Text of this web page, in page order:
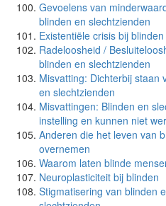
Gevoelens van
blinden en slechtzienden
Existentiële crisis bij
Radeloosheid /
blinden en slechtzienden
Misvatting: Dichterbij staan
en slechtzienden
Misvattingen: Blinden en
instelling en kunnen niet
Anderen die het leven van
overnemen
Waarom laten blinde
Neuroplasticiteit bij blinden
Stigmatisering van blinden